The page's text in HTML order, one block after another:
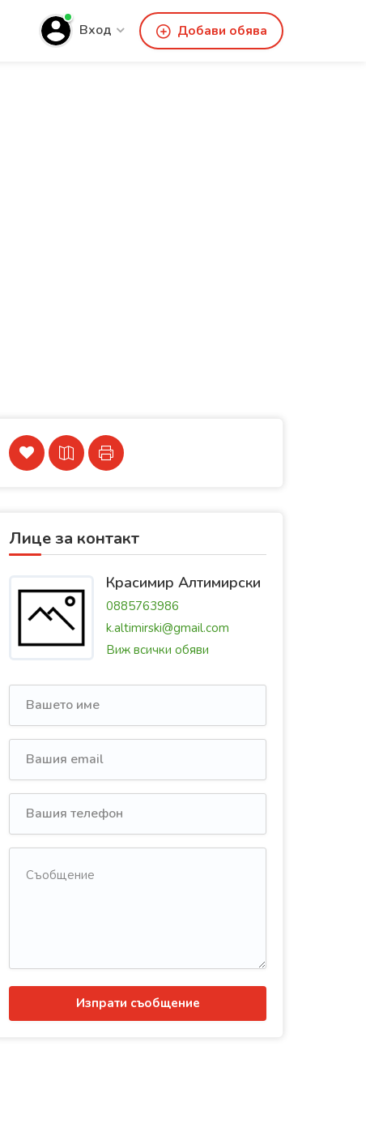
Вход Добави обява
Лице за контакт
Красимир Алтимирски
0885763986
k.altimirski@gmail.com
Виж всички обяви
Изпрати съобщение